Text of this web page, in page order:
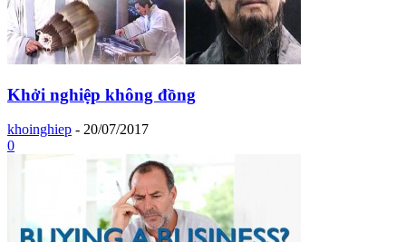
Khởi nghiệp không đồng
khoinghiep - 20/07/2017
0